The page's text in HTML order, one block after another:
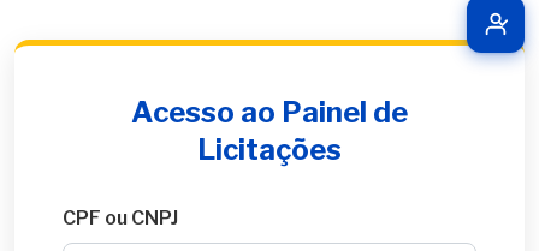
Acesso ao Painel de
Licitações
CPF ou CNPJ